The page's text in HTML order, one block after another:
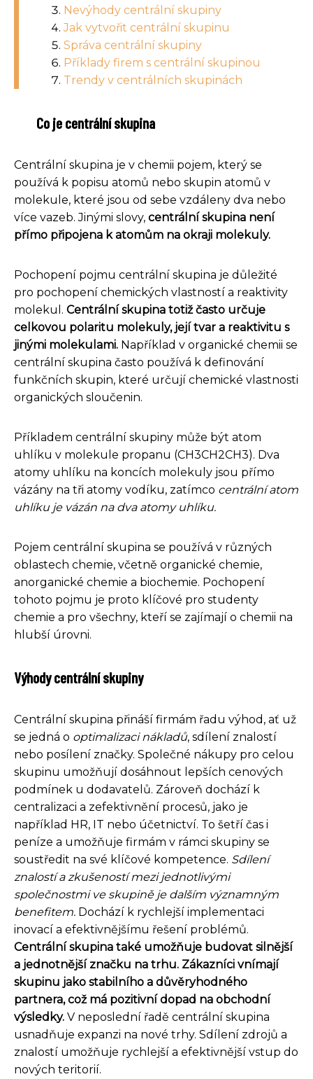
Nevýhody centrální skupiny
Jak vytvořit centrální skupinu
Správa centrální skupiny
Příklady firem s centrální skupinou
Trendy v centrálních skupinách
Co je centrální skupina
Centrální skupina je v chemii pojem, který se
používá k popisu atomů nebo skupin atomů v
molekule, které jsou od sebe vzdáleny dva nebo
více vazeb. Jinými slovy, centrální skupina není
přímo připojena k atomům na okraji molekuly.
Pochopení pojmu centrální skupina je důležité
pro pochopení chemických vlastností a reaktivity
molekul. Centrální skupina totiž často určuje
celkovou polaritu molekuly, její tvar a reaktivitu s
jinými molekulami. Například v organické chemii se
centrální skupina často používá k definování
funkčních skupin, které určují chemické vlastnosti
organických sloučenin.
Příkladem centrální skupiny může být atom
uhlíku v molekule propanu (CH3CH2CH3). Dva
atomy uhlíku na koncích molekuly jsou přímo
vázány na tři atomy vodíku, zatímco centrální atom
uhlíku je vázán na dva atomy uhlíku.
Pojem centrální skupina se používá v různých
oblastech chemie, včetně organické chemie,
anorganické chemie a biochemie. Pochopení
tohoto pojmu je proto klíčové pro studenty
chemie a pro všechny, kteří se zajímají o chemii na
hlubší úrovni.
Výhody centrální skupiny
Centrální skupina přináší firmám řadu výhod, ať už
se jedná o optimalizaci nákladů, sdílení znalostí
nebo posílení značky. Společné nákupy pro celou
skupinu umožňují dosáhnout lepších cenových
podmínek u dodavatelů. Zároveň dochází k
centralizaci a zefektivnění procesů, jako je
například HR, IT nebo účetnictví. To šetří čas i
peníze a umožňuje firmám v rámci skupiny se
soustředit na své klíčové kompetence. Sdílení
znalostí a zkušeností mezi jednotlivými
společnostmi ve skupině je dalším významným
benefitem. Dochází k rychlejší implementaci
inovací a efektivnějšímu řešení problémů.
Centrální skupina také umožňuje budovat silnější
a jednotnější značku na trhu. Zákazníci vnímají
skupinu jako stabilního a důvěryhodného
partnera, což má pozitivní dopad na obchodní
výsledky. V neposlední řadě centrální skupina
usnadňuje expanzi na nové trhy. Sdílení zdrojů a
znalostí umožňuje rychlejší a efektivnější vstup do
nových teritorií.